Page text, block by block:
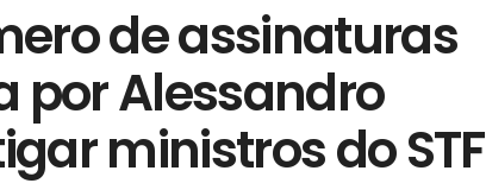
de assinaturas
por Alessandro
ministros do STF